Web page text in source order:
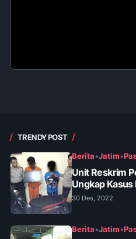
TRENDY POST
Berita•Jatim•
Unit Reskrim
Ungkap
30 Des, 2022
Berita•Jatim•